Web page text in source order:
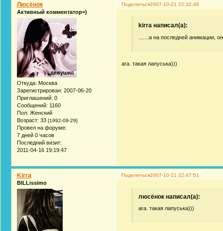
Поделиться2007-10-21 22:32:46
Люсёнок
Активный комментатор=)
Откуда: Москва
Зарегистрирован: 2007-06-20
Приглашений: 0
Сообщений: 1160
Пол: Женский
Возраст: 33 [1992-09-29]
Провел на форуме:
7 дней 0 часов
Последний визит:
2011-04-16 19:19:47
kirra написал(а):
.......а на последней анимации,
ага. такая лапуська)))
Поделиться2007-10-21 22:47:51
Kirra
BILLissimo
люсёнок написал(а):
ага. такая лапуська)))